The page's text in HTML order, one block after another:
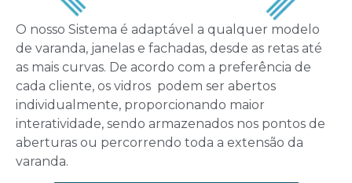
O nosso Sistema é adaptável a qualquer modelo
de varanda, janelas e fachadas, desde as retas até
as mais curvas. De acordo com a preferência de
cada cliente, os vidros podem ser abertos
individualmente, proporcionando maior
interatividade, sendo armazenados nos pontos de
aberturas ou percorrendo toda a extensão da
varanda.